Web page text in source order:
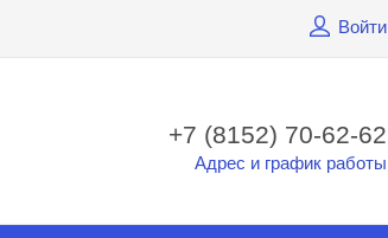
Войти
+7 (8152) 70-62-62
Адрес и график работы